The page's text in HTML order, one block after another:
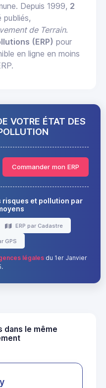
Depuis 1999, 2
de Terrain.
(ERP) pour
en ligne en moins
VOTRE ÉTAT DES
Commander mon ERP
risques et pollution par
ERP par Cadastre
GPS
légalesdu 1er Janvier
dans le même